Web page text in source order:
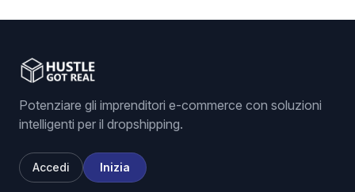
Potenziare gli imprenditori e-commerce con soluzioni
intelligenti per il dropshipping.
Accedi Inizia